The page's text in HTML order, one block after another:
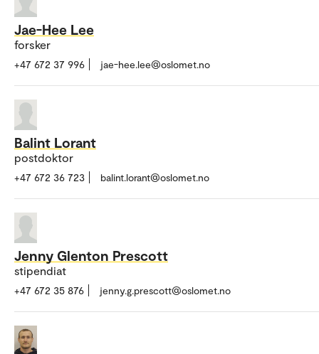
Jae-Hee Lee
forsker
+47 672 37 996 jae-hee.lee@oslomet.no
Balint Lorant
postdoktor
+47 672 36 723 balint.lorant@oslomet.no
Jenny Glenton Prescott
stipendiat
+47 672 35 876 jenny.g.prescott@oslomet.no